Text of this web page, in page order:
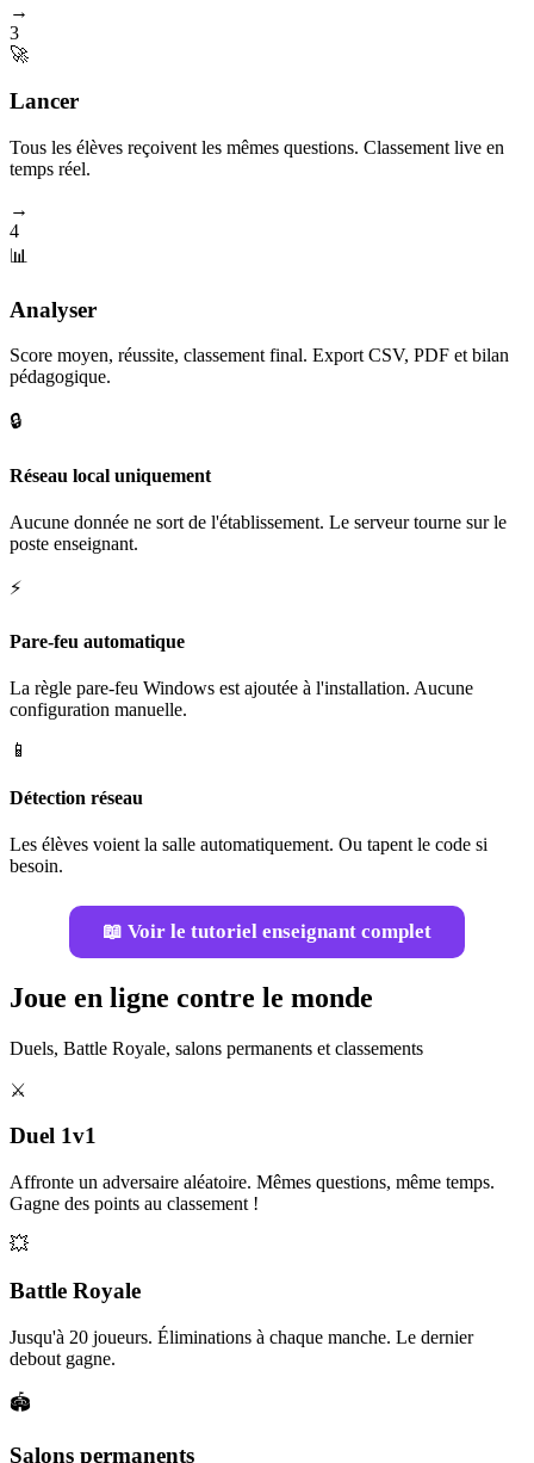
→
3
🚀
Lancer
Tous les élèves reçoivent les mêmes questions. Classement live en
temps réel.
→
4
📊
Analyser
Score moyen, réussite, classement final. Export CSV, PDF et bilan
pédagogique.
🔒
Réseau local uniquement
Aucune donnée ne sort de l'établissement. Le serveur tourne sur le
poste enseignant.
⚡
Pare-feu automatique
La règle pare-feu Windows est ajoutée à l'installation. Aucune
configuration manuelle.
📱
Détection réseau
Les élèves voient la salle automatiquement. Ou tapent le code si
besoin.
📖 Voir le tutoriel enseignant complet
Joue en ligne contre le monde
Duels, Battle Royale, salons permanents et classements
⚔️
Duel 1v1
Affronte un adversaire aléatoire. Mêmes questions, même temps.
Gagne des points au classement !
💥
Battle Royale
Jusqu'à 20 joueurs. Éliminations à chaque manche. Le dernier
debout gagne.
🏟️
Salons permanents